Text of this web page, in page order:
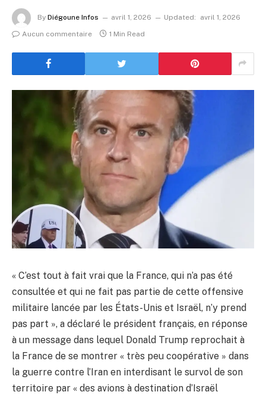
By Diégoune Infos avril 1, 2026 Updated:
avril 1, 2026
Aucun commentaire
1 Min Read
« C’est tout à fait vrai que la France, qui n’a pas été
consultée et qui ne fait pas partie de cette offensive
militaire lancée par les États-Unis et Israël, n’y prend
pas part », a déclaré le président français, en réponse
à un message dans lequel Donald Trump reprochait à
la France de se montrer « très peu coopérative » dans
la guerre contre l’Iran en interdisant le survol de son
territoire par « des avions à destination d’Israël